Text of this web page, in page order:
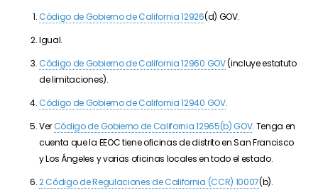
Código de Gobierno de California 12926(d) GOV.
Igual.
Código de Gobierno de California 12960 GOV(incluye estatuto
de limitaciones).
Código de Gobierno de California 12940 GOV.
Ver Código de Gobierno de California 12965(b) GOV. Tenga en
cuenta que la EEOC tiene oficinas de distrito en San Francisco
y Los Ángeles y varias oficinas locales en todo el estado.
2 Código de Regulaciones de California (CCR) 10007(b).